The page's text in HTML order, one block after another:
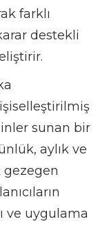
farklı
destekli
sunan bir
aylık ve
gezegen
ve uygulama